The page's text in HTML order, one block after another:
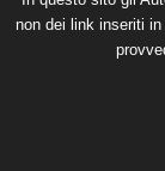
non dei link inseriti